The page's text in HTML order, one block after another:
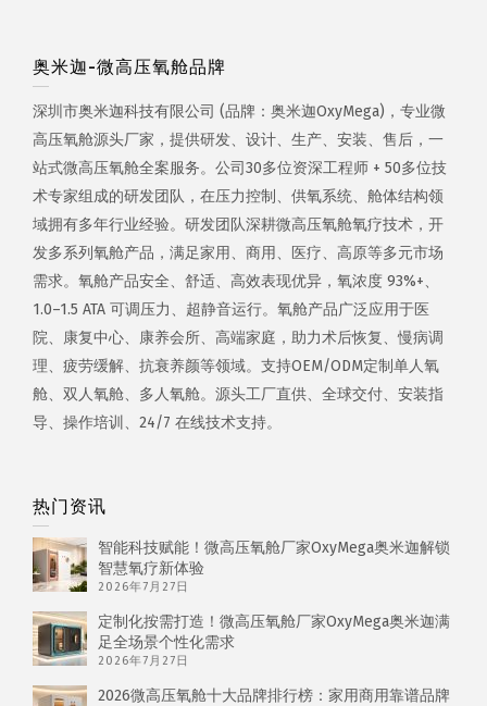
奥米迦-微高压氧舱品牌
深圳市奥米迦科技有限公司 (品牌：奥米迦OxyMega)，专业微
高压氧舱源头厂家，提供研发、设计、生产、安装、售后，一
站式微高压氧舱全案服务。公司30多位资深工程师 + 50多位技
术专家组成的研发团队，在压力控制、供氧系统、舱体结构领
域拥有多年行业经验。研发团队深耕微高压氧舱氧疗技术，开
发多系列氧舱产品，满足家用、商用、医疗、高原等多元市场
需求。氧舱产品安全、舒适、高效表现优异，氧浓度 93%+、
1.0–1.5 ATA 可调压力、超静音运行。氧舱产品广泛应用于医
院、康复中心、康养会所、高端家庭，助力术后恢复、慢病调
理、疲劳缓解、抗衰养颜等领域。支持OEM/ODM定制单人氧
舱、双人氧舱、多人氧舱。源头工厂直供、全球交付、安装指
导、操作培训、24/7 在线技术支持。
热门资讯
智能科技赋能！微高压氧舱厂家OxyMega奥米迦解锁
智慧氧疗新体验
2026年7月27日
定制化按需打造！微高压氧舱厂家OxyMega奥米迦满
足全场景个性化需求
2026年7月27日
2026微高压氧舱十大品牌排行榜：家用商用靠谱品牌